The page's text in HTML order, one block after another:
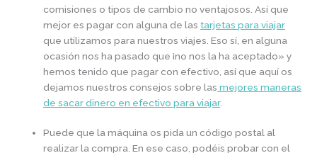
comisiones o tipos de cambio no ventajosos. Así que
mejor es pagar con alguna de lastarjetas para viajar
que utilizamos para nuestros viajes. Eso sí, en alguna
ocasión nos ha pasado que ¡no nos la ha aceptado» y
hemos tenido que pagar con efectivo, así que aquí os
dejamos nuestros consejos sobre las mejores maneras
de sacar dinero en efectivo para viajar.
Puede que la máquina os pida un código postal al
realizar la compra. En ese caso, podéis probar con el